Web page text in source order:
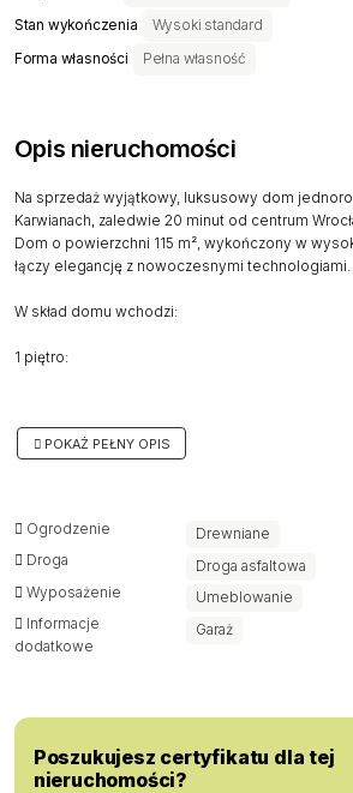
Stan wykończenia Wysoki standard
Forma własności Pełna własność
Opis nieruchomości
Na sprzedaż wyjątkowy, luksusowy dom
Karwianach, zaledwie 20 minut od centrum
Dom o powierzchni 115 m², wykończony w
łączy elegancję z nowoczesnymi technologiami.
W skład domu wchodzi:
1 piętro:
* gabinet z niezależną toaletą
* salon z aneksem kuchennym
* łazienka z toaletą
Dodatkowo do nieruchomości przynależy strych.
Drewniany taras i ogród: Z salonu wyjście na
syberyjskiego oraz starannie zagospodarowany
Podjazd: Miejsce na 4-5 samochodów.
Główne cechy nieruchomości:
POKAŻ PEŁNY OPIS
Ogrodzenie
Drewniane
Droga
Droga asfaltowa
Wyposażenie
Umeblowanie
Informacje
dodatkowe
Garaż
Poszukujesz certyfikatu dla tej
nieruchomości?